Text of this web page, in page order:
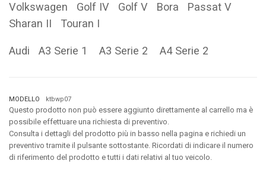
Volkswagen Golf IV Golf V Bora Passat V
Sharan II Touran I
Audi A3 Serie 1 A3 Serie 2 A4 Serie 2
MODELLO ktbwp07
Questo prodotto non può essere aggiunto direttamente al carrello ma è
possibile effettuare una richiesta di preventivo.
Consulta i dettagli del prodotto più in basso nella pagina e richiedi un
preventivo tramite il pulsante sottostante. Ricordati di indicare il numero
di riferimento del prodotto e tutti i dati relativi al tuo veicolo.